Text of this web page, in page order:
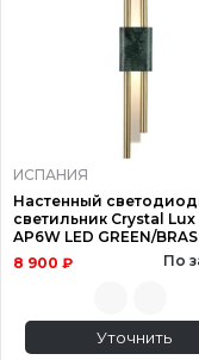
ИСПАНИЯ
Настенный
светильник Crystal Lux
AP6W LED GREEN/
8 900 ₽
По
Уточнить